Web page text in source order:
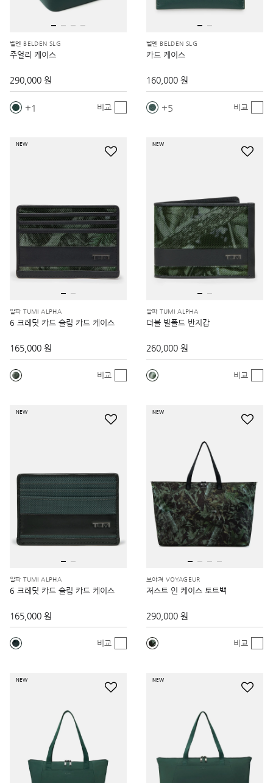
벨덴 BELDEN SLG
주얼리 케이스
290,000 원
1 비교
벨덴 BELDEN SLG
카드 케이스
160,000 원
5 비교
NEW
알파 TUMI ALPHA
6 크레딧 카드 슬림 카드 케이스
165,000 원
비교
NEW
알파 TUMI ALPHA
더블 빌폴드 반지갑
260,000 원
비교
NEW
알파 TUMI ALPHA
6 크레딧 카드 슬림 카드 케이스
165,000 원
비교
NEW
보야져 VOYAGEUR
저스트 인 케이스 토트백
290,000 원
비교
NEW NEW